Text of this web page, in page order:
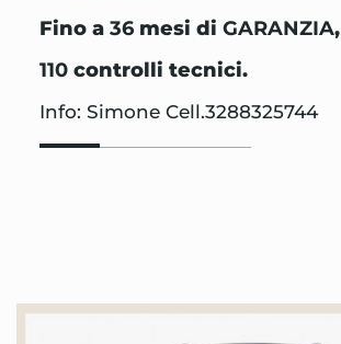
Fino a 36mesi di GARANZIA,
110controlli tecnici.
Info: Simone Cell.3288325744